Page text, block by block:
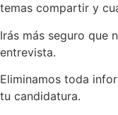
temas compartir y
Irás más seguro que
entrevista.
Eliminamos toda
tu candidatura.